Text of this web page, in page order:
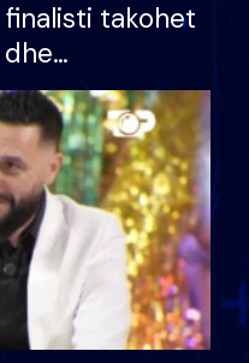
takohet
ndonjë letër